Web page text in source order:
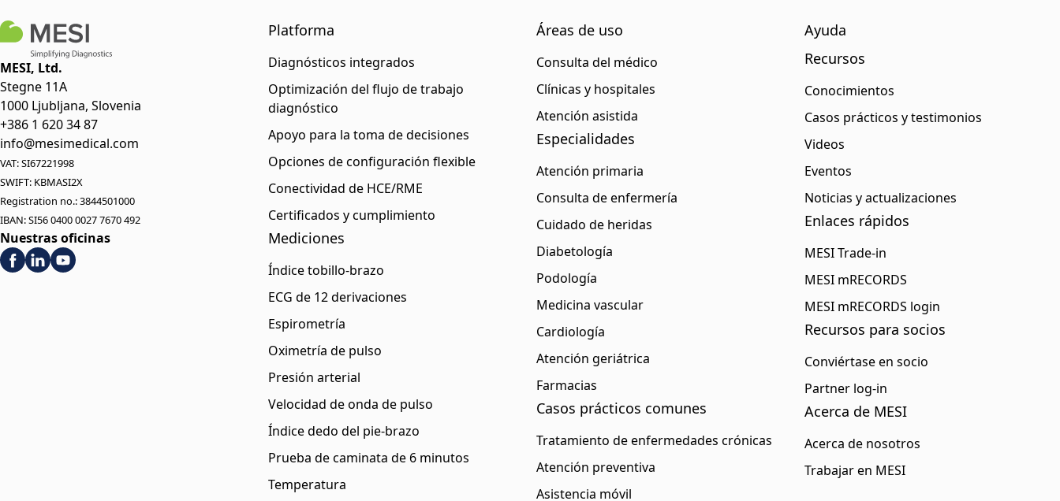
MESI, Ltd.
Stegne 11A
1000 Ljubljana, Slovenia
+386 1 620 34 87
info@mesimedical.com
VAT: SI67221998
SWIFT: KBMASI2X
Registration no.: 3844501000
IBAN: SI56 0400 0027 7670 492
Nuestras oficinas
Platforma
Diagnósticos integrados
Optimización del flujo de trabajo
diagnóstico
Apoyo para la toma de decisiones
Opciones de configuración flexible
Conectividad de HCE/RME
Certificados y cumplimiento
Mediciones
Índice tobillo-brazo
ECG de 12 derivaciones
Espirometría
Oximetría de pulso
Presión arterial
Velocidad de onda de pulso
Índice dedo del pie-brazo
Prueba de caminata de 6 minutos
Temperatura
Áreas de uso
Consulta del médico
Clínicas y hospitales
Atención asistida
Especialidades
Atención primaria
Consulta de enfermería
Cuidado de heridas
Diabetología
Podología
Medicina vascular
Cardiología
Atención geriátrica
Farmacias
Casos prácticos comunes
Tratamiento de enfermedades crónicas
Atención preventiva
Asistencia móvil
Ayuda
Recursos
Conocimientos
Casos prácticos y testimonios
Videos
Eventos
Noticias y actualizaciones
Enlaces rápidos
MESI Trade-in
MESI mRECORDS
MESI mRECORDS login
Recursos para socios
Conviértase en socio
Partner log-in
Acerca de MESI
Acerca de nosotros
Trabajar en MESI